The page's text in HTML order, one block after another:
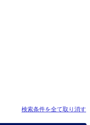
検索条件を全て取り消す